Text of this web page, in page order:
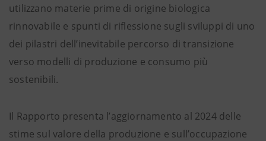
utilizzano materie prime di origine biologica
rinnovabile e spunti di riflessione sugli sviluppi di uno
dei pilastri dell’inevitabile percorso di transizione
verso modelli di produzione e consumo più
sostenibili.
Il Rapporto presenta l’aggiornamento al 2024 delle
stime sul valore della produzione e sull’occupazione